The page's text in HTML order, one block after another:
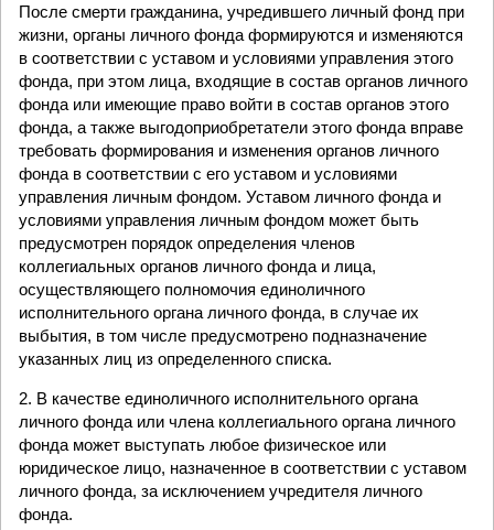
После смерти гражданина, учредившего личный фонд при
жизни, органы личного фонда формируются и изменяются
в соответствии с уставом и условиями управления этого
фонда, при этом лица, входящие в состав органов личного
фонда или имеющие право войти в состав органов этого
фонда, а также выгодоприобретатели этого фонда вправе
требовать формирования и изменения органов личного
фонда в соответствии с его уставом и условиями
управления личным фондом. Уставом личного фонда и
условиями управления личным фондом может быть
предусмотрен порядок определения членов
коллегиальных органов личного фонда и лица,
осуществляющего полномочия единоличного
исполнительного органа личного фонда, в случае их
выбытия, в том числе предусмотрено подназначение
указанных лиц из определенного списка.
2. В качестве единоличного исполнительного органа
личного фонда или члена коллегиального органа личного
фонда может выступать любое физическое или
юридическое лицо, назначенное в соответствии с уставом
личного фонда, за исключением учредителя личного
фонда.